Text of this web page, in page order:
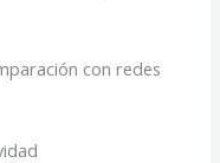
con redes